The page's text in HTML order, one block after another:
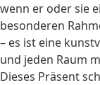
wenn er oder sie
besonderen
– es ist eine
und jeden Raum
Dieses Präsent